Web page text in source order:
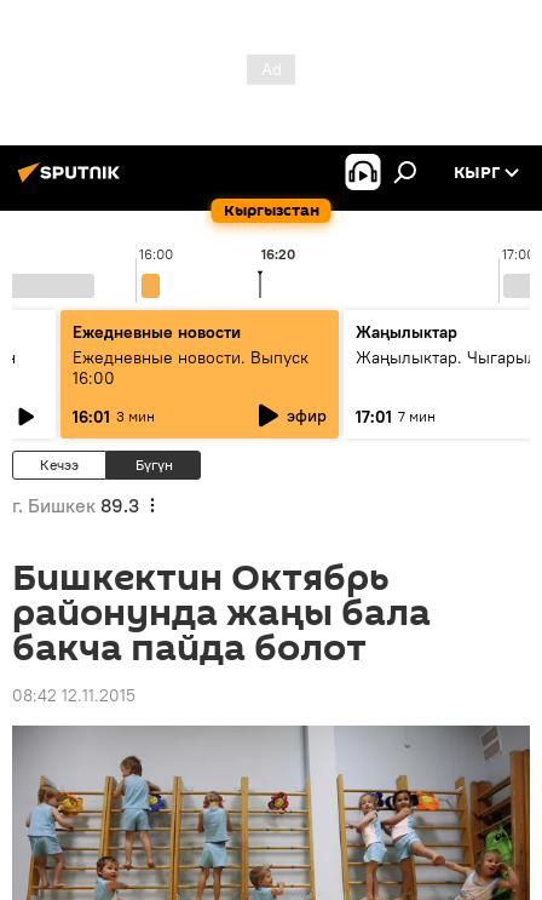
Кыргызстан
КЫРГ
16:00 17:00
16:20
Ежедневные новости
Ежедневные новости. Выпуск
16:00
16:01 3 мин эфир
Жаңылыктар
Жаңылыктар.
17:01 7 мин
Кечээ Бүгүн
г. Бишкек 89.3
Бишкектин Октябрь
районунда жаңы бала
бакча пайда болот
08:42 12.11.2015